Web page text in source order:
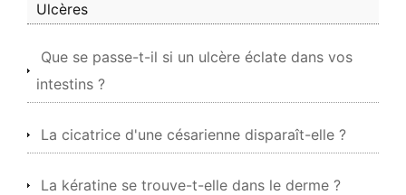
Ulcères
Que se passe-t-il si un ulcère éclate dans vos
intestins ?
La cicatrice d'une césarienne disparaît-elle ?
La kératine se trouve-t-elle dans le derme ?